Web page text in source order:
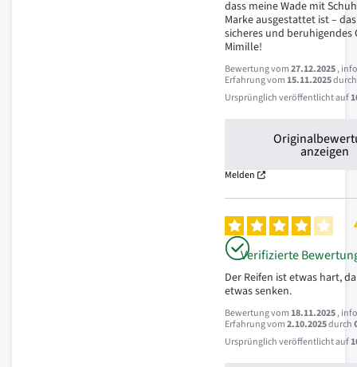
dass meine Wade mit
Marke ausgestattet ist –
sicheres und beruhigendes
Mimille!
Bewertung vom27.12.2025,
Erfahrung vom15.11.2025
Ursprünglich veröffentlicht auf
anzeigen
Melden
Verifizierte
Der Reifen ist etwas hart,
etwas senken.
Bewertung vom18.11.2025,
Erfahrung vom2.10.2025durch
Ursprünglich veröffentlicht auf